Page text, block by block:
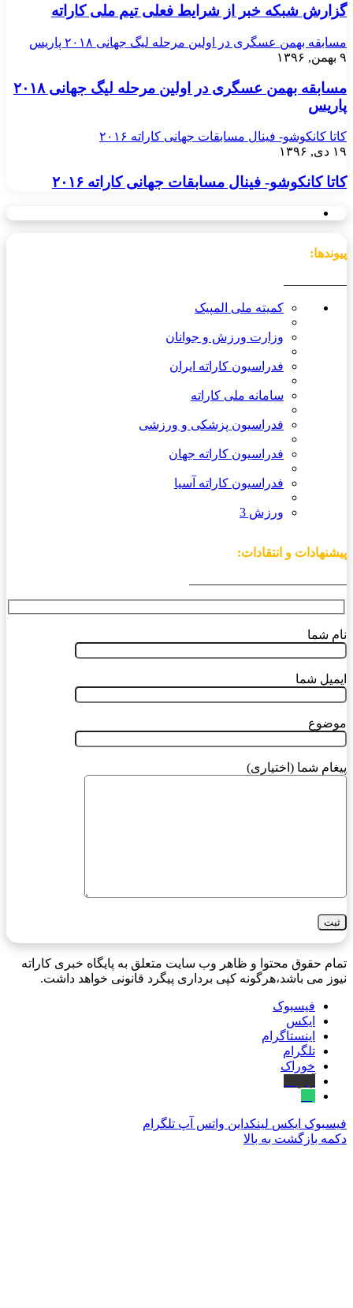
گزارش شبکه خبر از شرایط فعلی تیم ملی کاراته
مسابقه بهمن عسگری در اولین مرحله لیگ جهانی ۲۰۱۸ پاریس
۹ بهمن, ۱۳۹۶
مسابقه بهمن عسگری در اولین مرحله لیگ جهانی ۲۰۱۸
پاریس
کاتا کانکوشو- فینال مسابقات جهانی کاراته ۲۰۱۶
۱۹ دی, ۱۳۹۶
کاتا کانکوشو- فینال مسابقات جهانی کاراته ۲۰۱۶
پیوندها:
کمیته ملی المپیک
وزارت ورزش و جوانان
فدراسیون کاراته ایران
سامانه ملی کاراته
فدراسیون پزشکی و ورزشی
فدراسیون کاراته جهان
فدراسیون کاراته آسیا
ورزش 3
پیشنهادات و انتقادات:
نام شما
ایمیل شما
موضوع
پیغام شما (اختیاری)
تمام حقوق محتوا و ظاهر وب سایت متعلق به پایگاه خبری کاراته
نیوز می باشد،هرگونه کپی برداری پیگرد قانونی خواهد داشت.
فیسبوک
ایکس
اینستاگرام
تلگرام
خوراک
فیسبوک ایکس لینکداین واتس آپ تلگرام
دکمه بازگشت به بالا